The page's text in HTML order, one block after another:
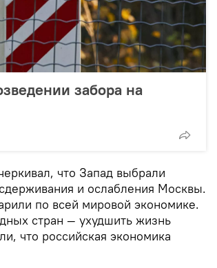
забора на
что Запад выбрали
и ослабления Москвы.
по всей мировой экономике.
стран — ухудшить жизнь
что российская экономика